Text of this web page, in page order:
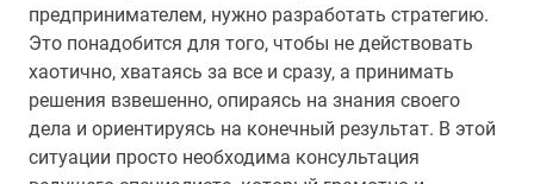
предпринимателем, нужно разработать стратегию.
Это понадобится для того, чтобы не действовать
хаотично, хватаясь за все и сразу, а принимать
решения взвешенно, опираясь на знания своего
дела и ориентируясь на конечный результат. В этой
ситуации просто необходима консультация